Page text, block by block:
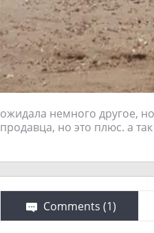
ожидала немного другое,
продавца, но это плюс. а
Comments (1)